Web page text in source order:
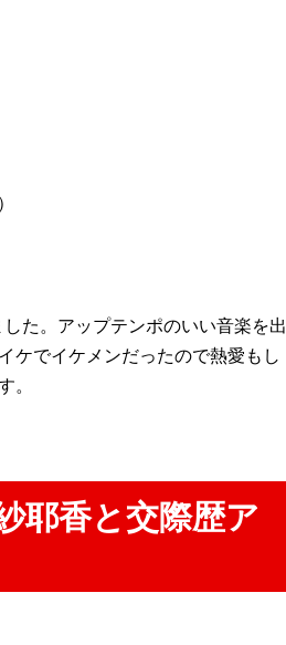
た。アップテンポのいい音楽を出
ケでイケメンだったので熱愛もし
。
耶香と交際歴ア